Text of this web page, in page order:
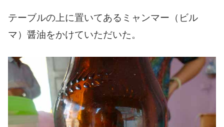
テーブルの上に置いてあるミャンマー（ビル
マ）醤油をかけていただいた。